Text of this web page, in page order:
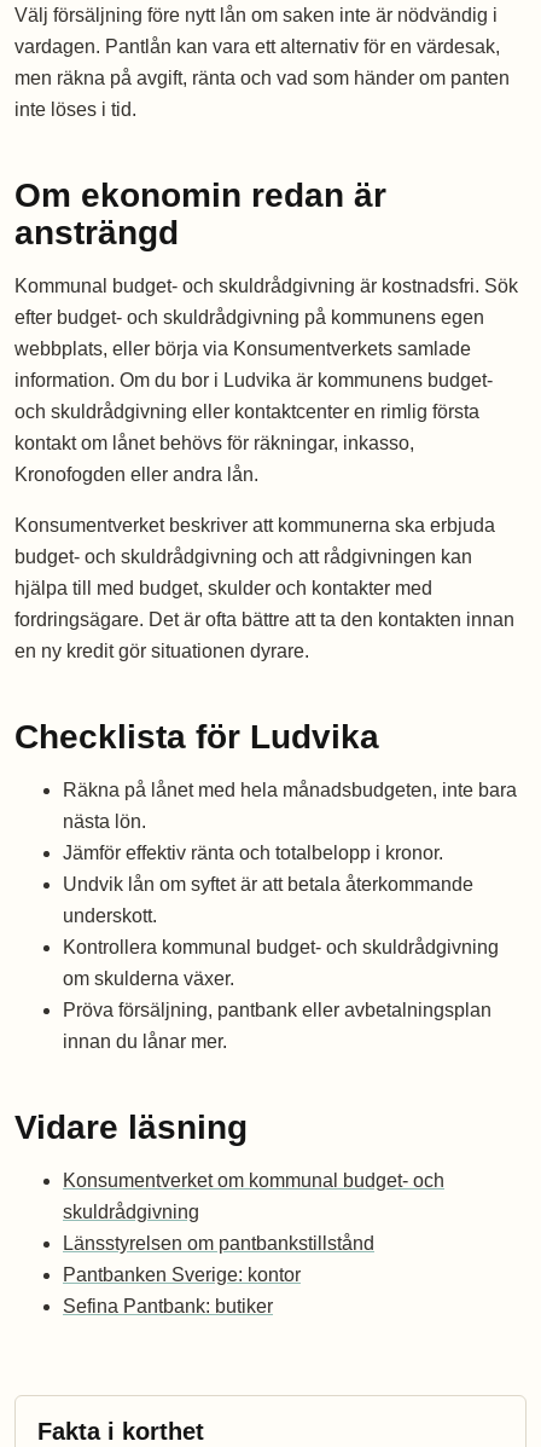
Välj försäljning före nytt lån om saken inte är nödvändig i
vardagen. Pantlån kan vara ett alternativ för en värdesak,
men räkna på avgift, ränta och vad som händer om panten
inte löses i tid.
Om ekonomin redan är
ansträngd
Kommunal budget- och skuldrådgivning är kostnadsfri. Sök
efter budget- och skuldrådgivning på kommunens egen
webbplats, eller börja via Konsumentverkets samlade
information. Om du bor i Ludvika är kommunens budget-
och skuldrådgivning eller kontaktcenter en rimlig första
kontakt om lånet behövs för räkningar, inkasso,
Kronofogden eller andra lån.
Konsumentverket beskriver att kommunerna ska erbjuda
budget- och skuldrådgivning och att rådgivningen kan
hjälpa till med budget, skulder och kontakter med
fordringsägare. Det är ofta bättre att ta den kontakten innan
en ny kredit gör situationen dyrare.
Checklista för Ludvika
Räkna på lånet med hela månadsbudgeten, inte bara
nästa lön.
Jämför effektiv ränta och totalbelopp i kronor.
Undvik lån om syftet är att betala återkommande
underskott.
Kontrollera kommunal budget- och skuldrådgivning
om skulderna växer.
Pröva försäljning, pantbank eller avbetalningsplan
innan du lånar mer.
Vidare läsning
Konsumentverket om kommunal budget- och
skuldrådgivning
Länsstyrelsen om pantbankstillstånd
Pantbanken Sverige: kontor
Sefina Pantbank: butiker
Fakta i korthet